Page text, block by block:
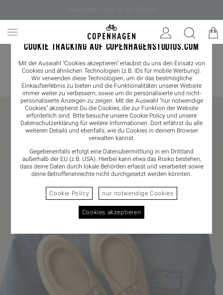
COOKIE TRACKING AUF COPENHAGENSTUDIOS.COM
Mit der Auswahl "Cookies akzeptieren" erlaubst du uns den Einsatz von
Cookies und ähnlichen Technologien (z.B. IDs für mobile Werbung).
Wir verwenden diese Technologien, um dir das bestmögliche
Einkaufserlebnis zu bieten und die Funktionalitäten unserer Website
immer weiter zu verbessern, sowie um dir personalisierte und nicht-
personalisierte Anzeigen zu zeigen. Mit der Auswahl "nur notwendige
Cookies" akzeptierst Du die Cookies, die zur Funktion der Website
erforderlich sind. Bitte besuche unsere Cookie Policy und unsere
Datenschutzerklärung für weitere Informationen. Dort erfährst du alle
weiteren Details und ebenfalls, wie du Cookies in deinem Browser
verwalten kannst.
Gegebenenfalls erfolgt eine Datenübermittlung in ein Drittland
außerhalb der EU (z.B. USA). Hierbei kann etwa das Risiko bestehen,
dass deine Daten durch lokale Behörden erfasst und verarbeitet sowie
deine Betroffenenrechte nicht durchgesetzt werden könnten.
Cookie Policy nur notwendige Cookies
Cookies akzeptieren
NEWSLETTER